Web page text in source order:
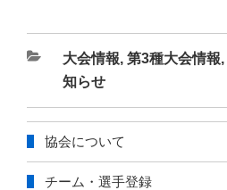
カ
テ
ゴ
ー
大会情報, 第3種大会情報,
知らせ
協会について
チーム・選手登録